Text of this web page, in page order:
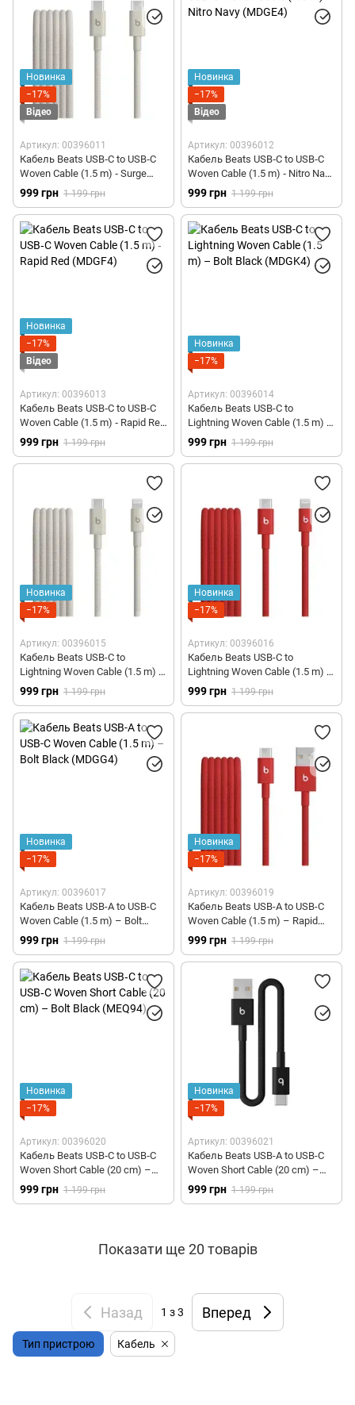
Новинка
−17%
Відео
Артикул: 00396011
Кабель Beats USB‑C to USB‑C
Woven Cable (1.5 m) ‑ Surge
Stone (MDGD4)
999 грн 1 199 грн
Новинка
−17%
Відео
Артикул: 00396012
Кабель Beats USB‑C to USB‑C
Woven Cable (1.5 m) ‑ Nitro Navy
(MDGE4)
999 грн 1 199 грн
Новинка
−17%
Відео
Артикул: 00396013
Кабель Beats USB‑C to USB‑C
Woven Cable (1.5 m) ‑ Rapid Red
(MDGF4)
999 грн 1 199 грн
Новинка
−17%
Артикул: 00396014
Кабель Beats USB-C to
Lightning Woven Cable (1.5 m) –
Bolt Black (MDGK4)
999 грн 1 199 грн
Новинка
−17%
Артикул: 00396015
Кабель Beats USB-C to
Lightning Woven Cable (1.5 m) –
Surge Stone (MDGL4)
999 грн 1 199 грн
Новинка
−17%
Артикул: 00396016
Кабель Beats USB-C to
Lightning Woven Cable (1.5 m) –
Rapid Red (MFEH4)
999 грн 1 199 грн
Новинка
−17%
Артикул: 00396017
Кабель Beats USB-A to USB-C
Woven Cable (1.5 m) – Bolt
Black (MDGG4)
999 грн 1 199 грн
Новинка
−17%
Артикул: 00396019
Кабель Beats USB-A to USB-C
Woven Cable (1.5 m) – Rapid
Red (MFEJ4)
999 грн 1 199 грн
Новинка
−17%
Артикул: 00396020
Кабель Beats USB‑C to USB‑C
Woven Short Cable (20 cm) –
Bolt Black (MEQ94)
999 грн 1 199 грн
Новинка
−17%
Артикул: 00396021
Кабель Beats USB-A to USB-C
Woven Short Cable (20 cm) –
Bolt Black (MEQL4)
999 грн 1 199 грн
Показати ще 20 товарів
Назад 1 з 3 Вперед
Тип пристрою Кабель